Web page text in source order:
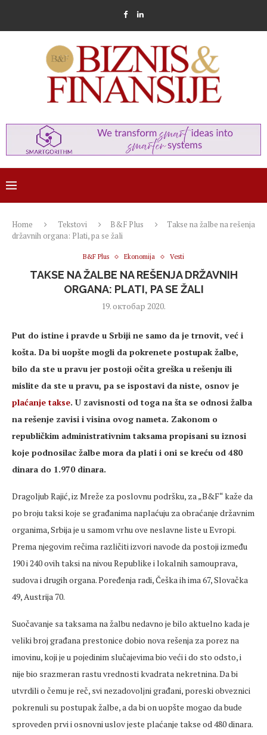
Home Tekstovi B&F Plus
Takse na žalbe na rešenja
državnih organa: Plati, pa se žali
B&F Plus Ekonomija Vesti
TAKSE NA ŽALBE NA REŠENJA DRŽAVNIH
ORGANA: PLATI, PA SE ŽALI
19. октобар 2020.
Put do istine i pravde u Srbiji ne samo da je trnovit, već i
košta. Da bi uopšte mogli da pokrenete postupak žalbe,
bilo da ste u pravu jer postoji očita greška u rešenju ili
mislite da ste u pravu, pa se ispostavi da niste, osnov je
plaćanje takse. U zavisnosti od toga na šta se odnosi žalba
na rešenje zavisi i visina ovog nameta. Zakonom o
republičkim administrativnim taksama propisani su iznosi
koje podnosilac žalbe mora da plati i oni se kreću od 480
dinara do 1.970 dinara.
Dragoljub Rajić, iz Mreže za poslovnu podršku, za „B&F“ kaže da
po broju taksi koje se građanima naplaćuju za obraćanje državnim
organima, Srbija je u samom vrhu ove neslavne liste u Evropi.
Prema njegovim rečima različiti izvori navode da postoji između
190 i 240 ovih taksi na nivou Republike i lokalnih samouprava,
sudova i drugih organa. Poređenja radi, Češka ih ima 67, Slovačka
49, Austrija 70.
Suočavanje sa taksama na žalbu nedavno je bilo aktuelno kada je
veliki broj građana prestonice dobio nova rešenja za porez na
imovinu, koji je u pojedinim slučajevima bio veći i do sto odsto, i
nije bio srazmeran rastu vrednosti kvadrata nekretnina. Da bi
utvrdili o čemu je reč, svi nezadovoljni građani, poreski obveznici
pokrenuli su postupak žalbe, a da bi on uopšte mogao da bude
sproveden prvi i osnovni uslov jeste plaćanje takse od 480 dinara.